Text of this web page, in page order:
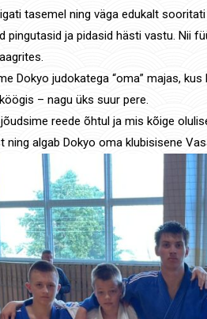
tasemel ning väga edukalt
pingutasid ja pidasid hästi vastu. Nii
Dokyo judokatega “oma” majas,
– nagu üks suur pere.
reede õhtul ja mis kõige
ning algab Dokyo oma klubisisene